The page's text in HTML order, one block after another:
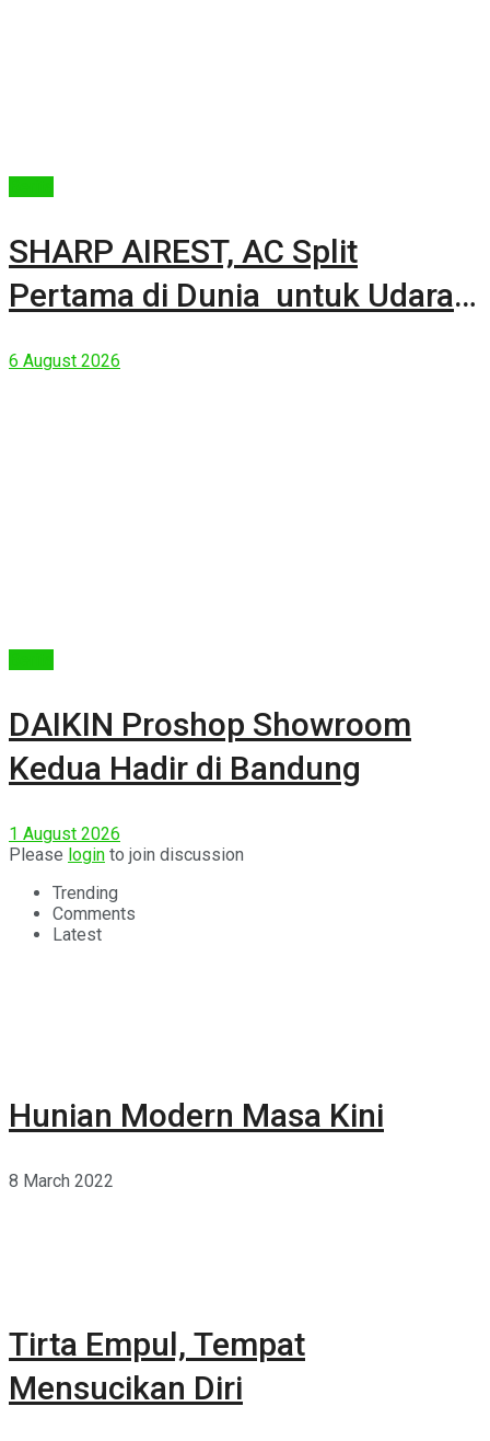
SHARP AIREST, AC Split
Pertama di Dunia untuk Udara
6 August 2026
DAIKIN Proshop Showroom
Kedua Hadir di Bandung
1 August 2026
Please login to join discussion
Trending
Comments
Latest
Hunian Modern Masa Kini
8 March 2022
Tirta Empul, Tempat
Mensucikan Diri